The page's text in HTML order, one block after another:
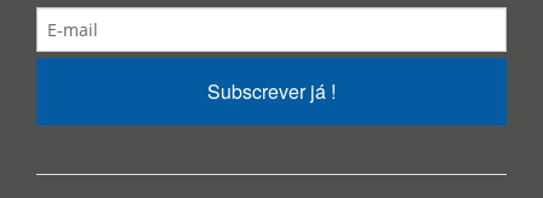
Subscrever já !